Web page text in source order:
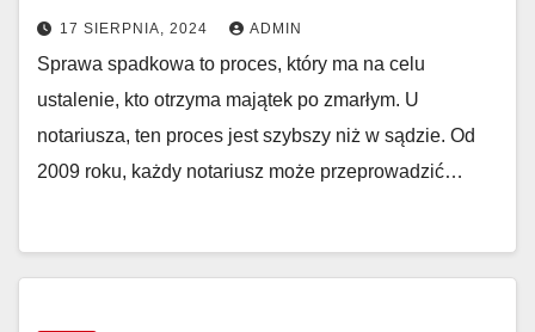
17 SIERPNIA, 2024 ADMIN
Sprawa spadkowa to proces, który ma na celu
ustalenie, kto otrzyma majątek po zmarłym. U
notariusza, ten proces jest szybszy niż w sądzie. Od
2009 roku, każdy notariusz może przeprowadzić…